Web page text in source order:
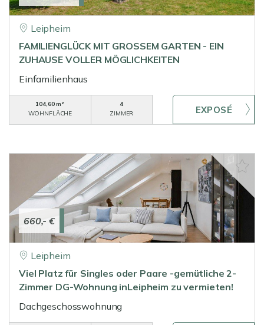
Leipheim
FAMILIENGLÜCK MIT GROSSEM GARTEN - EIN
ZUHAUSE VOLLER MÖGLICHKEITEN
Einfamilienhaus
104,60 m²
WOHNFLÄCHE
4
ZIMMER
660,- €
Leipheim
Viel Platz für Singles oder Paare -gemütliche 2-
Zimmer DG-Wohnung inLeipheim zu vermieten!
Dachgeschosswohnung